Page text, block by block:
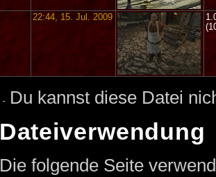
22:44, 15. Jul. 2009
Du kannst diese Datei
Dateiverwendung
Die folgende Seite